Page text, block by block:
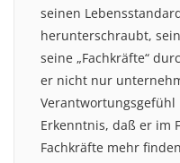
seinen
herunterschraubt,
seine „Fachkräfte“
er nicht nur
Erkenntnis, daß er im
Fachkräfte mehr